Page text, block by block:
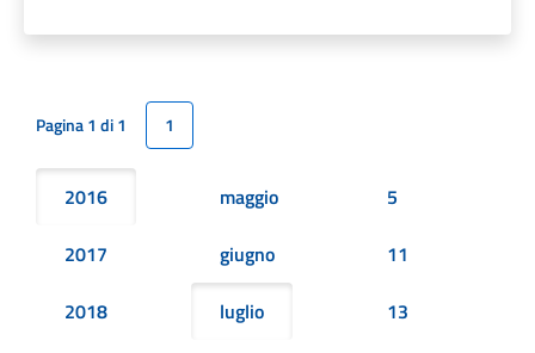
Pagina 1 di 1 1
2016
2017
2018
maggio
giugno
luglio
5
11
13